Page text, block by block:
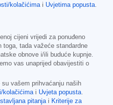
kolačićima i Uvjetima popusta
cijeni vrijedi za ponuđeno
toga, tada važeće standardne
obnove i/ili buduće kupnje.
vas unaprijed obavijestiti o
vašem prihvaćanju naših
kolačićima i Uvjeta popusta
pitanja i Kriterije za